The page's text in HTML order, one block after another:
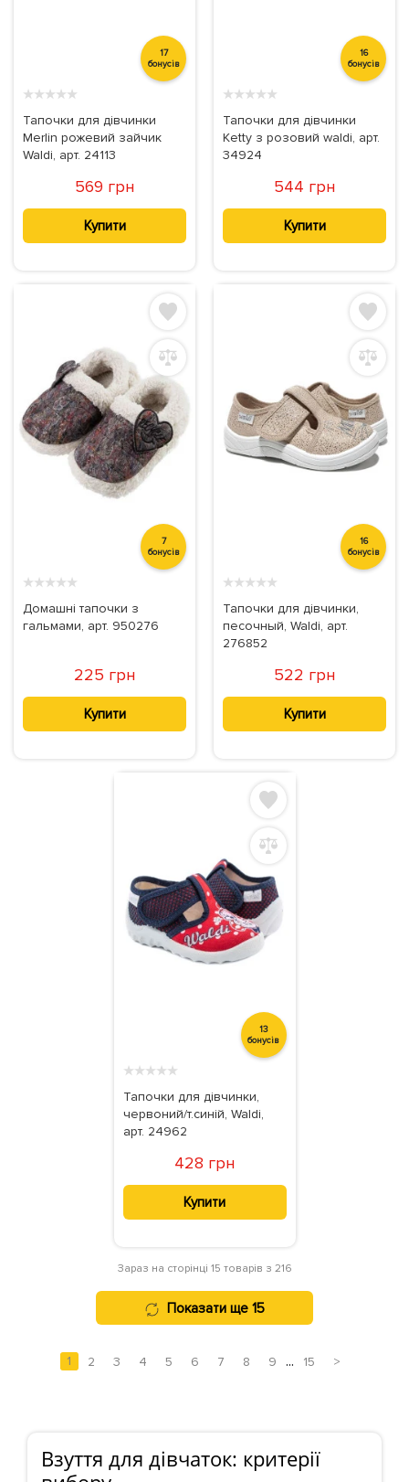
17
бонусів
★★★★★
Тапочки для дівчинки
Merlin рожевий зайчик
Waldi, арт. 24113
569 грн
Купити
16
бонусів
★★★★★
Тапочки для дівчинки
Ketty з розовий waldi, арт.
34924
544 грн
Купити
7
бонусів
★★★★★
Домашні тапочки з
гальмами, арт. 950276
225 грн
Купити
16
бонусів
★★★★★
Тапочки для дівчинки,
песочный, Waldi, арт.
276852
522 грн
Купити
13
бонусів
★★★★★
Тапочки для дівчинки,
червоний/т.синій, Waldi,
арт. 24962
428 грн
Купити
Зараз на сторінці 15 товарів з 216
Показати ще 15
1 2 3 4 5 6 7 8 9 ... 15 >
Взуття для дiвчаток: критерії